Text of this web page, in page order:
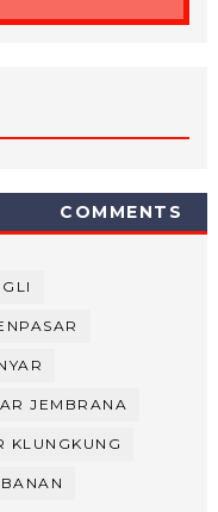
COMMENTS
JEMBRANA
KLUNGKUNG